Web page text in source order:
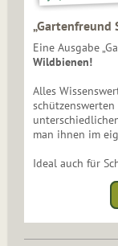
„Gartenfreund
Eine Ausgabe
Wildbienen!
Alles
man ihnen im
Ideal auch für